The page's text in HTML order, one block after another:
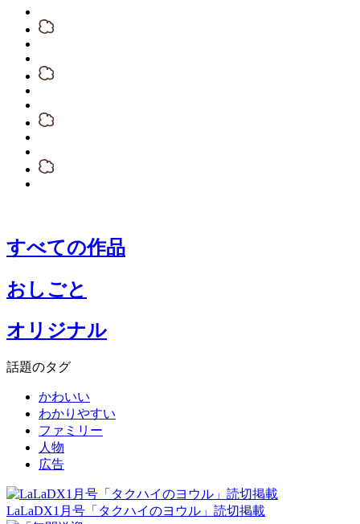
すべての作品
おしごと
オリジナル
話題のタグ
かわいい
わかりやすい
ファミリー
人物
広告
LaLaDX1月号「タクハイのヨウル」読切掲載